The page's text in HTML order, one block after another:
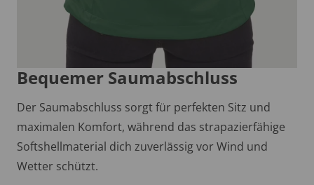
Bequemer Saumabschluss
Der Saumabschluss sorgt für perfekten Sitz und
maximalen Komfort, während das strapazierfähige
Softshellmaterial dich zuverlässig vor Wind und
Wetter schützt.